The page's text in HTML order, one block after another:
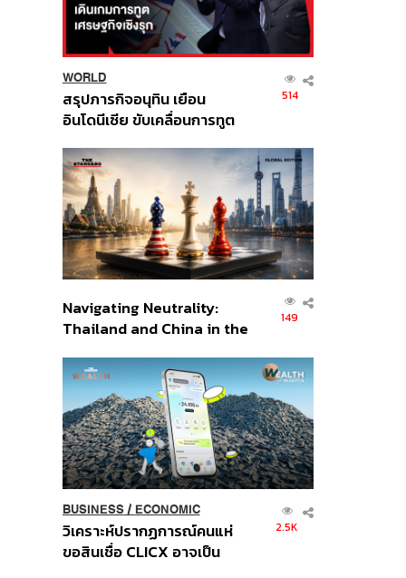
WORLD
สรุปภารกิจอนุทิน เยือน
อินโดนีเซีย ขับเคลื่อนการทูต
ส่วนยุทธศาสตร์ไทย –
อินโดนีเซีย
514
Navigating Neutrality:
Thailand and China in the
Order
149
BUSINESS/ ECONOMIC
วิเคราะห์ปรากฏการณ์คนแห่
ขอสินเชื่อ CLICX อาจเป็น
2.5K